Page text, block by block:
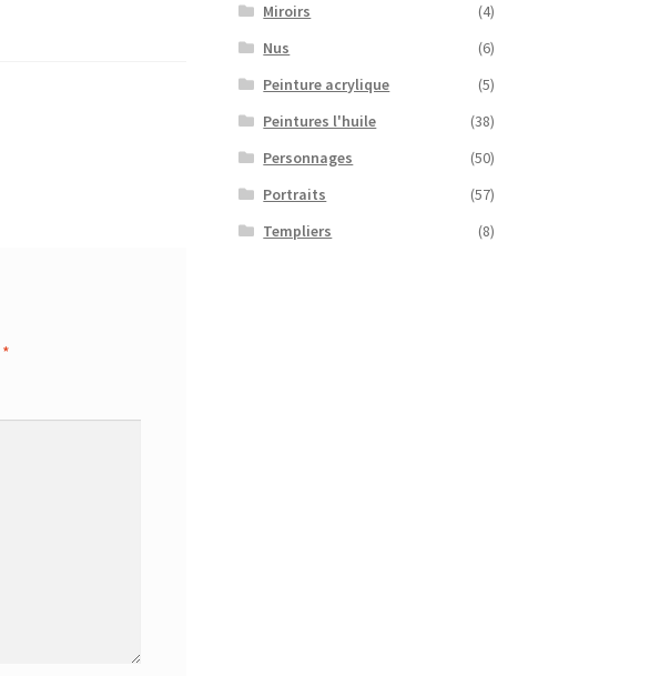
*
Miroirs
(4)
Nus
(6)
Peinture acrylique
(5)
Peintures l'huile
(38)
Personnages
(50)
Portraits
(57)
Templiers
(8)